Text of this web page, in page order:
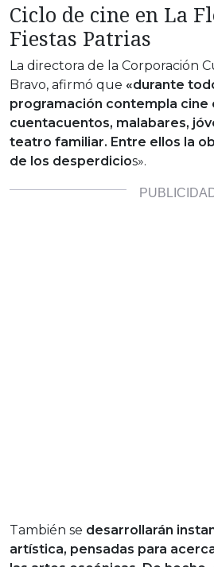
Ciclo de cine en La
Fiestas Patrias
La directora de la Corporación
Bravo, afirmó que «durante
programación contempla cine
cuentacuentos, malabares,
teatro familiar. Entre ellos la
de los desperdicios».
También se desarrollarán
artística, pensadas para